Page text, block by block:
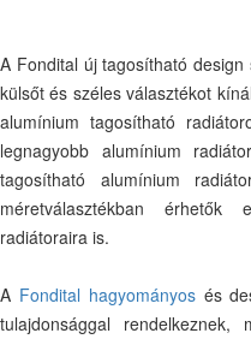
A Fondital új tagosítható design
külsőt és széles választékot
alumínium tagosítható
legnagyobb alumínium
tagosítható alumínium
méretválasztékban
radiátoraira is.
A Fondital hagyományosés
tulajdonsággal